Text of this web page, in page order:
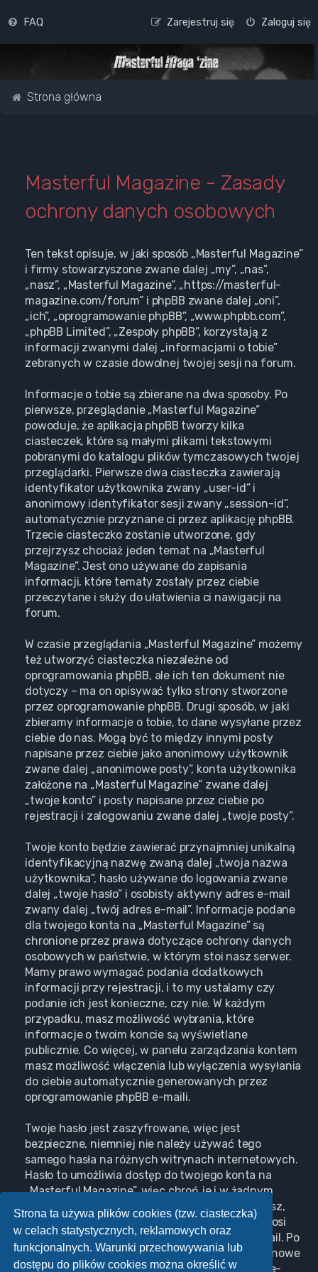
Strona ta używa plików cookies (tzw. ciasteczka)
w celach statystycznych, reklamowych oraz
funkcjonalnych. Warunki przechowywania lub
dostępu do plików cookies można określić w
FAQ Zaloguj się
Zarejestruj się
Strona główna
Masterful Magazine - Zasady
ochrony danych osobowych
Ten tekst opisuje, w jaki sposób „Masterful Magazine”
i firmy stowarzyszone zwane dalej „my”, „nas”,
„nasz”, „Masterful Magazine”, „https://masterful-
magazine.com/forum” i phpBB zwane dalej „oni”,
„ich”, „oprogramowanie phpBB”, „www.phpbb.com”,
„phpBB Limited”, „Zespoły phpBB”, korzystają z
informacji zwanymi dalej „informacjami o tobie”
zebranych w czasie dowolnej twojej sesji na forum.
Informacje o tobie są zbierane na dwa sposoby. Po
pierwsze, przeglądanie „Masterful Magazine”
powoduje, że aplikacja phpBB tworzy kilka
ciasteczek, które są małymi plikami tekstowymi
pobranymi do katalogu plików tymczasowych twojej
przeglądarki. Pierwsze dwa ciasteczka zawierają
identyfikator użytkownika zwany „user-id” i
anonimowy identyfikator sesji zwany „session-id”,
automatycznie przyznane ci przez aplikację phpBB.
Trzecie ciasteczko zostanie utworzone, gdy
przejrzysz chociaż jeden temat na „Masterful
Magazine”. Jest ono używane do zapisania
informacji, które tematy zostały przez ciebie
przeczytane i służy do ułatwienia ci nawigacji na
forum.
W czasie przeglądania „Masterful Magazine” możemy
też utworzyć ciasteczka niezależne od
oprogramowania phpBB, ale ich ten dokument nie
dotyczy – ma on opisywać tylko strony stworzone
przez oprogramowanie phpBB. Drugi sposób, w jaki
zbieramy informacje o tobie, to dane wysyłane przez
ciebie do nas. Mogą być to między innymi posty
napisane przez ciebie jako anonimowy użytkownik
zwane dalej „anonimowe posty”, konta użytkownika
założone na „Masterful Magazine” zwane dalej
„twoje konto” i posty napisane przez ciebie po
rejestracji i zalogowaniu zwane dalej „twoje posty”.
Twoje konto będzie zawierać przynajmniej unikalną
identyfikacyjną nazwę zwaną dalej „twoja nazwa
użytkownika”, hasło używane do logowania zwane
dalej „twoje hasło” i osobisty aktywny adres e-mail
zwany dalej „twój adres e-mail”. Informacje podane
dla twojego konta na „Masterful Magazine” są
chronione przez prawa dotyczące ochrony danych
osobowych w państwie, w którym stoi nasz serwer.
Mamy prawo wymagać podania dodatkowych
informacji przy rejestracji, i to my ustalamy czy
podanie ich jest konieczne, czy nie. W każdym
przypadku, masz możliwość wybrania, które
informacje o twoim koncie są wyświetlane
publicznie. Co więcej, w panelu zarządzania kontem
masz możliwość włączenia lub wyłączenia wysyłania
do ciebie automatycznie generowanych przez
oprogramowanie phpBB e-maili.
Twoje hasło jest zaszyfrowane, więc jest
bezpieczne, niemniej nie należy używać tego
samego hasła na różnych witrynach internetowych.
Hasło to umożliwia dostęp do twojego konta na
„Masterful Magazine”, więc chroń je i w żadnym
wypadku nie podawaj
nikomu . Jeśli je zapomnisz,
użyj funkcji „Nie pamiętam hasła”. Witryna poprosi
cię o podanie nazwy użytkownika i adresu e-mail. Po
podaniu tych danych zostanie wygenerowane nowe
hasło i przesłane na podany przez ciebie adres e-